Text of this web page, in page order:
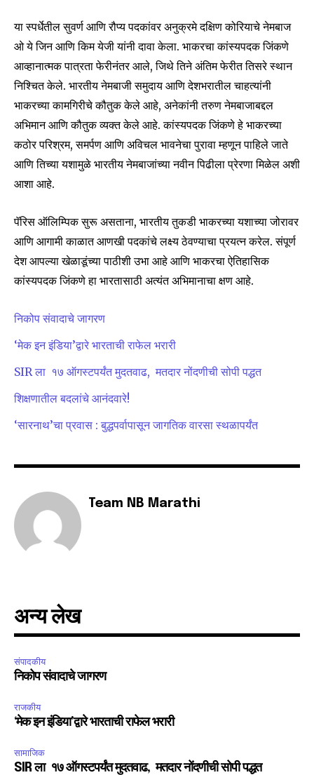
SUBSCRIBERS and be part of the
conversation.
To subscribe, simply enter your email address on our website
or click the subscribe button below. Don't worry, we respect
6,300
Fans
32,111
या स्पर्धेतील सुवर्ण आणि रौप्य पदकांवर अनुक्रमे दक्षिण कोरियाचे नेमबाज
ओ ये जिन आणि किम येजी यांनी दावा केला. भाकरचा कांस्यपदक जिंकणे
आव्हानात्मक पात्रता फेरीनंतर आले, जिथे तिने अंतिम फेरीत तिसरे स्थान
निश्चित केले. भारतीय नेमबाजी समुदाय आणि देशभरातील चाहत्यांनी
भाकरच्या कामगिरीचे कौतुक केले आहे, अनेकांनी तरुण नेमबाजाबद्दल
अभिमान आणि कौतुक व्यक्त केले आहे. कांस्यपदक जिंकणे हे भाकरच्या
कठोर परिश्रम, समर्पण आणि अविचल भावनेचा पुरावा म्हणून पाहिले जाते
आणि तिच्या यशामुळे भारतीय नेमबाजांच्या नवीन पिढीला प्रेरणा मिळेल अशी
आशा आहे.
पॅरिस ऑलिम्पिक सुरू असताना, भारतीय तुकडी भाकरच्या यशाच्या जोरावर
आणि आगामी काळात आणखी पदकांचे लक्ष्य ठेवण्याचा प्रयत्न करेल. संपूर्ण
देश आपल्या खेळाडूंच्या पाठीशी उभा आहे आणि भाकरचा ऐतिहासिक
कांस्यपदक जिंकणे हा भारतासाठी अत्यंत अभिमानाचा क्षण आहे.
निकोप संवादाचे जागरण
‘मेक इन इंडिया’द्वारे भारताची राफेल भरारी
SIR ला १७ ऑगस्टपर्यंत मुदतवाढ, मतदार नोंदणीची सोपी पद्धत
शिक्षणातील बदलांचे आनंदवारे!
‘सारनाथ’चा प्रवास : बुद्धपर्वापासून जागतिक वारसा स्थळापर्यंत
Team NB Marathi
अन्य लेख
संपादकीय
निकोप संवादाचे जागरण
राजकीय
‘मेक इन इंडिया’द्वारे भारताची राफेल भरारी
सामाजिक
SIR ला १७ ऑगस्टपर्यंत मुदतवाढ, मतदार नोंदणीची सोपी पद्धत